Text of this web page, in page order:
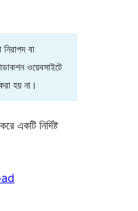
বা
ওয়েবসাইটে
হয় না।
একটি নির্দিষ্ট